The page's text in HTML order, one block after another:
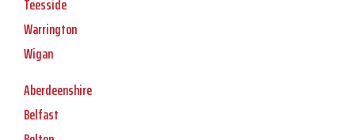
Teesside
Warrington
Wigan
Aberdeenshire
Belfast